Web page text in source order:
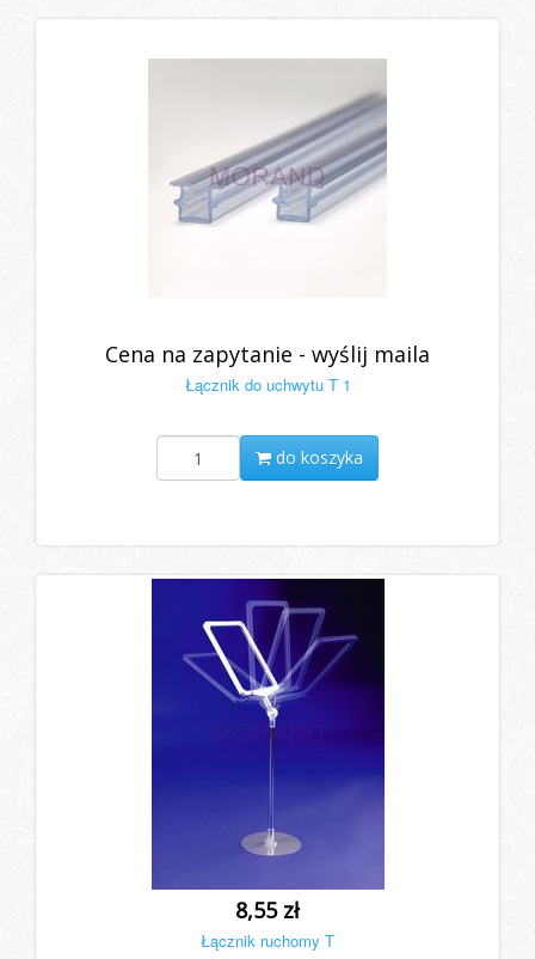
Cena na zapytanie - wyślij maila
Łącznik do uchwytu T 1
do koszyka
8,55 zł
Łącznik ruchomy T